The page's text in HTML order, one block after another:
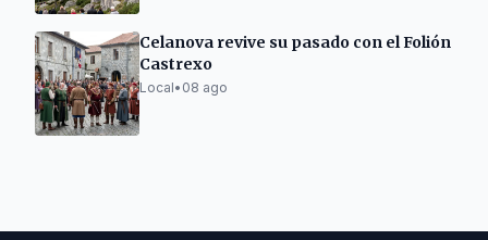
Celanova revive su pasado con el Folión
Castrexo
Local• 08 ago